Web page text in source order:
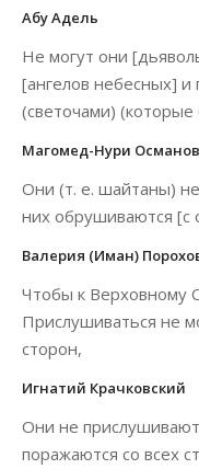
Абу Адель
Не могут они
[ангелов небесных]
(светочами) (которые
Магомед-Нури Османов
Они (т. е. шайтаны)
них обрушиваются [с
Валерия (Иман)
Чтобы к Верховному
Прислушиваться не
сторон,
Игнатий Крачковский
Они не
поражаются со всех